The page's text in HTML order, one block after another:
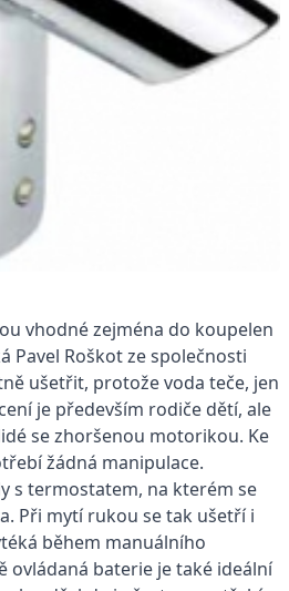
vhodné zejména do koupelen
Pavel Roškot ze společnosti
ušetřit, protože voda teče, jen
je především rodiče dětí, ale
se zhoršenou motorikou. Ke
žádná manipulace.
s termostatem, na kterém se
Při mytí rukou se tak ušetří i
během manuálního
ovládaná baterie je také ideální